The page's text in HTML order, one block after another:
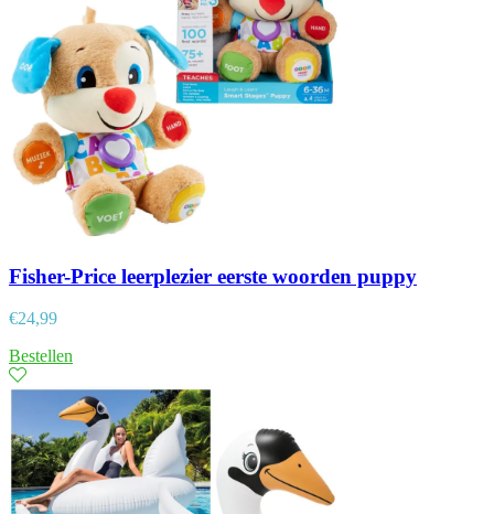
Fisher-Price leerplezier eerste woorden puppy
€24,99
Bestellen